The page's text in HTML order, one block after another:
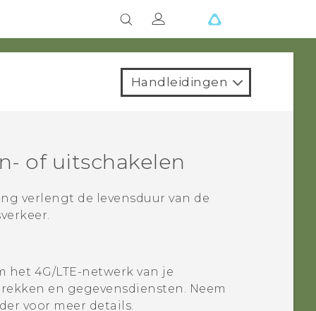
Handleidingen
of uitschakelen
verlengt de levensduur van de
het 4G/LTE-netwerk van je
en gegevensdiensten. Neem
voor meer details.